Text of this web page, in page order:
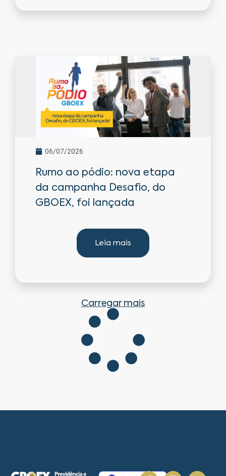
06/07/2026
Rumo ao pódio: nova etapa
da campanha Desafio, do
GBOEX, foi lançada
Leia mais
Carregar mais